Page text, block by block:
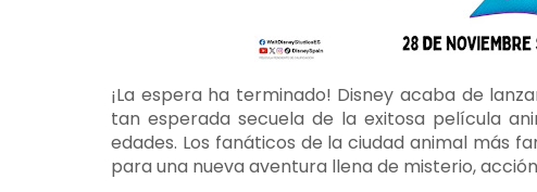
¡La espera ha terminado! Disney acaba de
tan esperada secuela de la exitosa película
edades. Los fanáticos de la ciudad animal más
para una nueva aventura llena de misterio,